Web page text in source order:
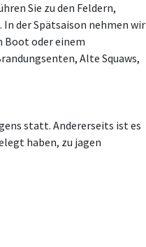
Sie zu den Feldern,
In der Spätsaison nehmen wir
Boot oder einem
Alte Squaws,
statt. Andererseits ist es
haben, zu jagen